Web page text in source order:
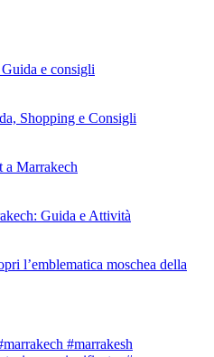
e consigli
Shopping e Consigli
a Marrakech
Guida e Attività
l’emblematica moschea della